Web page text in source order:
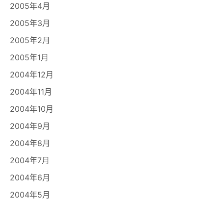
2005年4月
2005年3月
2005年2月
2005年1月
2004年12月
2004年11月
2004年10月
2004年9月
2004年8月
2004年7月
2004年6月
2004年5月